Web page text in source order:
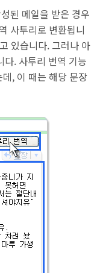
된 메일을 받은 경우
사투리로 변환됩니
있습니다. 그러나 아
다. 사투리 번역 기능
, 이 때는 해당 문장